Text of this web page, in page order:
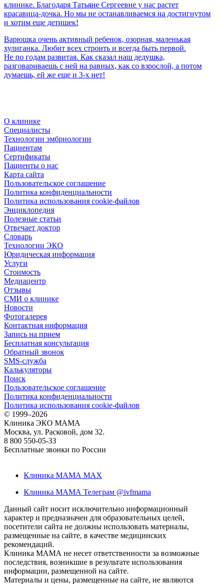
клинике. Благодаря Татьяне Сергеевне у нас растет
красавица-дочка. Но мы не останавливаемся на достигнутом
и хотим еще детишек!
Варюшка очень активный ребенок, озорная, маленькая
хулиганка. Любит всех строить и всегда быть первой.
Не по годам развитая. Как сказал наш дедушка,
разговариваешь с ней на равных, как со взрослой, а потом
думаешь, ей же еще и 3-х нет!
О клинике
Специалисты
Технологии эмбриологии
Пациентам
Сертификаты
Пациенты о нас
Карта сайта
Пользовательское соглашение
Политика конфиденциальности
Политика использования cookie-файлов
Энциклопедия
Полезные статьи
Отвечает доктор
Словарь
Технологии ЭКО
Юридическая информация
Услуги
Стоимость
Медиацентр
Отзывы
СМИ о клинике
Новости
Фотогалерея
Контактная информация
Запись на прием
Бесплатная консультация
Обратный звонок
SMS-служба
Калькуляторы
Поиск
Пользовательское соглашение
Политика конфиденциальности
Политика использования cookie-файлов
© 1999–2026
Клиника ЭКО МАМА
Москва, ул. Расковой, дом 32.
8 800 550-05-33
Бесплатные звонки по России
Клиника МАМА MAX
Клиника МАМА Телеграм @ivfmama
Данный сайт носит исключительно информационный
характер и предназначен для образовательных целей,
посетители сайта не должны использовать материалы,
размещенные на сайте, в качестве медицинских
рекомендаций.
Клиника МАМА не несет ответственности за возможные
последствия, возникшие в результате использования
информации, размещенной на сайте.
Материалы и цены, размещенные на сайте, не являются